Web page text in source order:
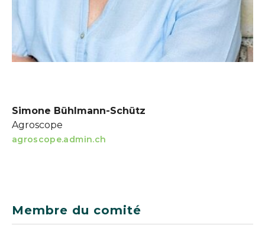
Simone Bühlmann-Schütz
Agroscope
agroscope.admin.ch
Membre du comité